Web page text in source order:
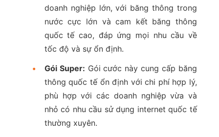
doanh nghiệp lớn, với băng thông trong
nước cực lớn và cam kết băng thông
quốc tế cao, đáp ứng mọi nhu cầu về
tốc độ và sự ổn định.
•
Gói Super: Gói cước này cung cấp băng
thông quốc tế ổn định với chi phí hợp lý,
phù hợp với các doanh nghiệp vừa và
nhỏ có nhu cầu sử dụng internet quốc tế
thường xuyên.